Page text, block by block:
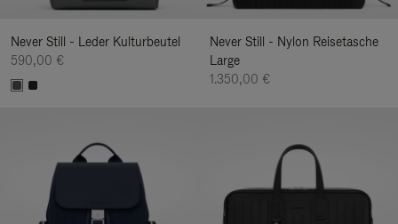
Never Still - Leder Kulturbeutel
590,00 €
Never Still - Nylon Reisetasche
Large
1.350,00 €